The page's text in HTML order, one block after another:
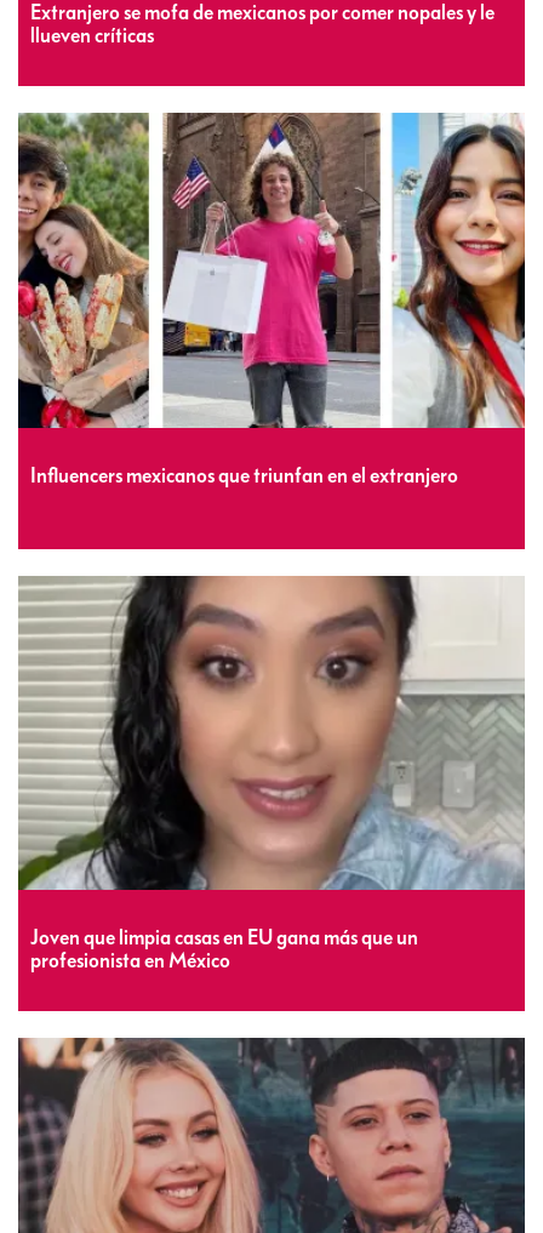
Extranjero se mofa de mexicanos por comer nopales y le
llueven críticas
Influencers mexicanos que triunfan en el extranjero
Joven que limpia casas en EU gana más que un
profesionista en México